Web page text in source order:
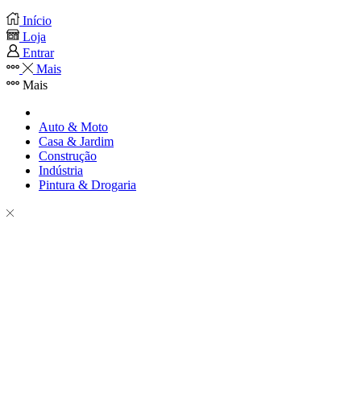
Início
Loja
Entrar
Mais
Mais
Auto & Moto
Casa & Jardim
Construção
Indústria
Pintura & Drogaria